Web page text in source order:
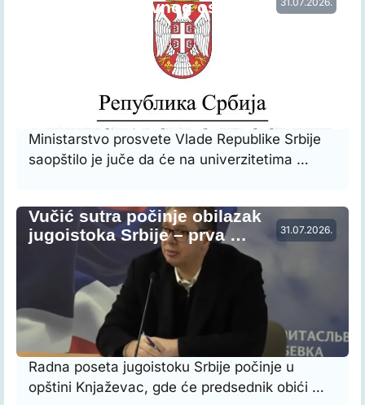
vremena nastavnog osoblja…
Ministarstvo prosvete Vlade Republike Srbije
saopštilo je juče da će na univerzitetima …
31.07.2026.
Vučić sutra počinje obilazak
jugoistoka Srbije – prva …
Radna poseta jugoistoku Srbije počinje u
opštini Knjaževac, gde će predsednik obići …